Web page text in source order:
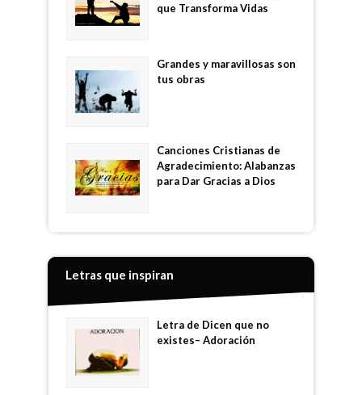
que Transforma Vidas
Grandes y maravillosas son
tus obras
Canciones Cristianas de
Agradecimiento: Alabanzas
para Dar Gracias a Dios
Letras que inspiran
Letra de Dicen que no
existes– Adoración